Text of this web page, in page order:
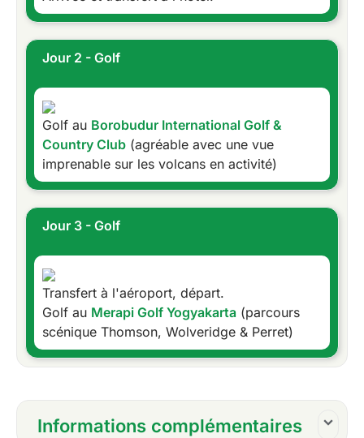
Jour 2 - Golf
Golf au Borobudur International Golf &
Country Club (agréable avec une vue
imprenable sur les volcans en activité)
Jour 3 - Golf
Transfert à l'aéroport, départ.
Golf au Merapi Golf Yogyakarta (parcours
scénique Thomson, Wolveridge & Perret)
Informations complémentaires